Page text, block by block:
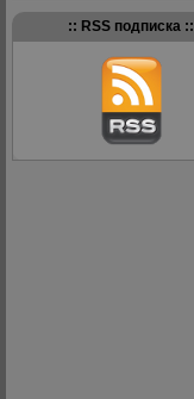
:: RSS подписка ::